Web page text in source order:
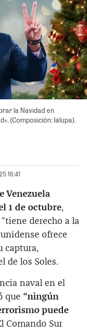
la Navidad en
(Composición: lalupa).
16:41
Venezuela
1 de octubre,
derecho a la
ofrece
captura,
de los Soles.
naval en el
que “ningún
puede
Comando Sur